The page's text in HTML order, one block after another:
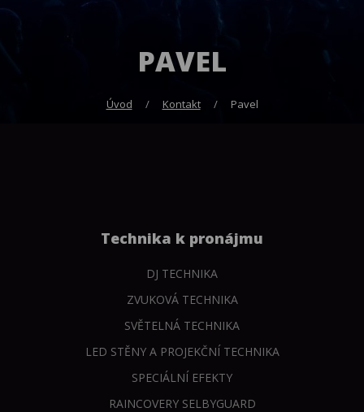
PAVEL
Úvod Kontakt Pavel
Technika k pronájmu
DJ TECHNIKA
ZVUKOVÁ TECHNIKA
SVĚTELNÁ TECHNIKA
LED STĚNY A PROJEKČNÍ TECHNIKA
SPECIÁLNÍ EFEKTY
RAINCOVERY SELBYGUARD